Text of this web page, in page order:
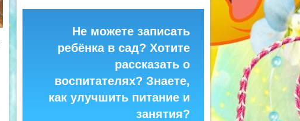
Не можете записать
ребёнка в сад? Хотите
рассказать о
воспитателях? Знаете,
как улучшить питание и
занятия?